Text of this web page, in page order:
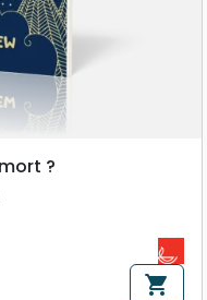
?
shopping_cart